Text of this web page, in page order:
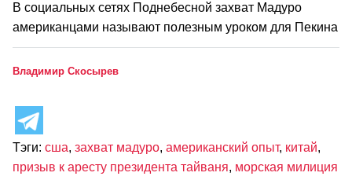
В социальных сетях Поднебесной захват Мадуро
американцами называют полезным уроком для Пекина
Владимир Скосырев
Тэги: сша, захват мадуро, американский опыт, китай,
призыв к аресту президента тайваня, морская милиция